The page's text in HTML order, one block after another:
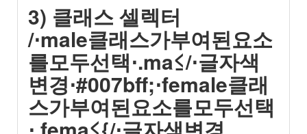
3) 클래스 셀렉터
/⋅male클래스가부여된요소
를모두선택⋅.ma≤/⋅글자색
변경⋅#007bff;⋅female클래
스가부여된요소를모두선택